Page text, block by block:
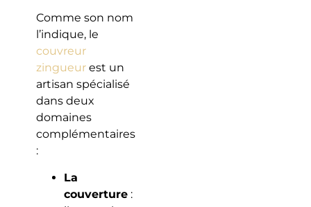
Comme son nom
l’indique, le
couvreur
zingueurest un
artisan spécialisé
dans deux
domaines
complémentaires
:
La
couverture: